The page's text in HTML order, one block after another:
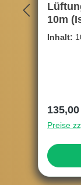
10m
Inhalt:
Preise